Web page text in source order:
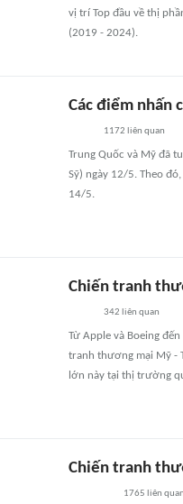
vị trí Top đầu về thị
(2019 - 2024).
Các điểm nhấn
1172 liên quan
Trung Quốc và Mỹ đã
Sỹ) ngày 12/5. Theo
14/5.
Chiến tranh
342 liên quan
Từ Apple và Boeing
tranh thương mại Mỹ -
lớn này tại thị trường
Chiến tranh
1765 liên quan